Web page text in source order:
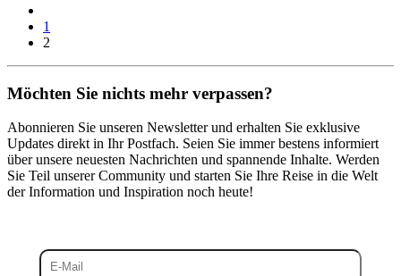
1
2
Möchten Sie nichts mehr verpassen?
Abonnieren Sie unseren Newsletter und erhalten Sie exklusive
Updates direkt in Ihr Postfach. Seien Sie immer bestens informiert
über unsere neuesten Nachrichten und spannende Inhalte. Werden
Sie Teil unserer Community und starten Sie Ihre Reise in die Welt
der Information und Inspiration noch heute!